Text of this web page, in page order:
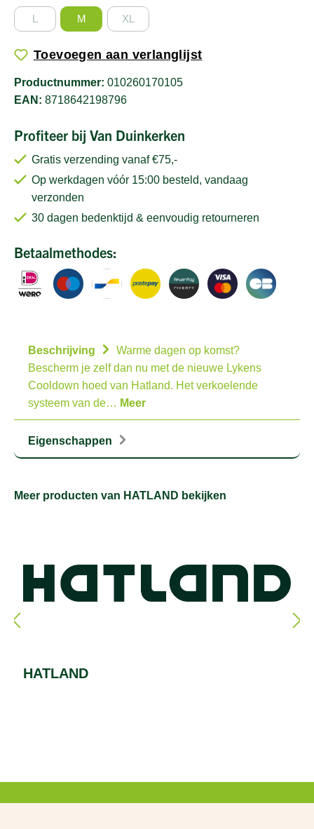
L M XL
Toevoegen aan verlanglijst
Productnummer: 010260170105
EAN: 8718642198796
Profiteer bij Van Duinkerken
Gratis verzending vanaf €75,-
Op werkdagen vóór 15:00 besteld, vandaag
verzonden
30 dagen bedenktijd & eenvoudig retourneren
Betaalmethodes:
Beschrijving
Warme dagen op komst?
Bescherm je zelf dan nu met de nieuwe Lykens
Cooldown hoed van Hatland. Het verkoelende
systeem van de… Meer
Eigenschappen
Meer producten van HATLAND bekijken
HATLAND